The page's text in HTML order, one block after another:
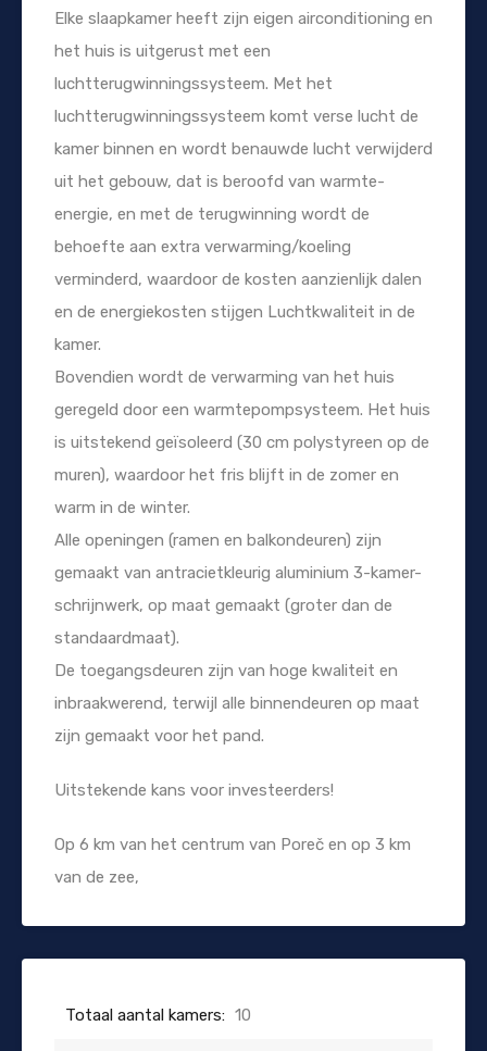
Elke slaapkamer heeft zijn eigen airconditioning en
het huis is uitgerust met een
luchtterugwinningssysteem. Met het
luchtterugwinningssysteem komt verse lucht de
kamer binnen en wordt benauwde lucht verwijderd
uit het gebouw, dat is beroofd van warmte-
energie, en met de terugwinning wordt de
behoefte aan extra verwarming/koeling
verminderd, waardoor de kosten aanzienlijk dalen
en de energiekosten stijgen Luchtkwaliteit in de
kamer.
Bovendien wordt de verwarming van het huis
geregeld door een warmtepompsysteem. Het huis
is uitstekend geïsoleerd (30 cm polystyreen op de
muren), waardoor het fris blijft in de zomer en
warm in de winter.
Alle openingen (ramen en balkondeuren) zijn
gemaakt van antracietkleurig aluminium 3-kamer-
schrijnwerk, op maat gemaakt (groter dan de
standaardmaat).
De toegangsdeuren zijn van hoge kwaliteit en
inbraakwerend, terwijl alle binnendeuren op maat
zijn gemaakt voor het pand.
Uitstekende kans voor investeerders!
Op 6 km van het centrum van Poreč en op 3 km
van de zee,
Totaal aantal kamers: 10